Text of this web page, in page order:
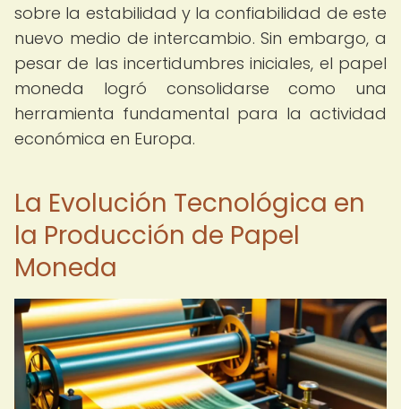
sobre la estabilidad y la confiabilidad de este
nuevo medio de intercambio. Sin embargo, a
pesar de las incertidumbres iniciales, el papel
moneda logró consolidarse como una
herramienta fundamental para la actividad
económica en Europa.
La Evolución Tecnológica en
la Producción de Papel
Moneda